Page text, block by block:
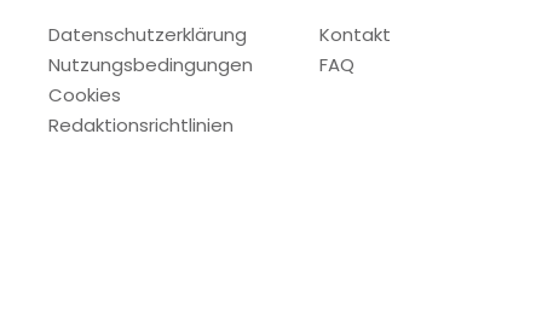
Datenschutzerklärung
Nutzungsbedingungen
Cookies
Redaktionsrichtlinien
Kontakt
FAQ